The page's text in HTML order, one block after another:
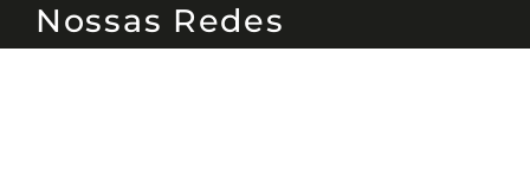
Nossas Redes